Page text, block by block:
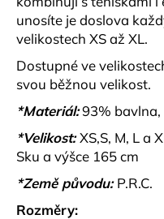
unosíte je doslova
velikostech XS až XL.
Dostupné ve
svou běžnou velikost.
*Materiál:93%
*Velikost: XS,S, M, L a
Sku a výšce 165 cm
*Země původu: P.R.C.
Rozměry:
D
o
p
o
r
u
č
u
j
e
m
e